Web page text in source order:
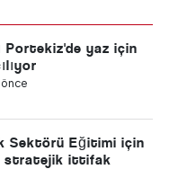
Portekiz'de yaz için
Sektörü Eğitimi için
stratejik ittifak